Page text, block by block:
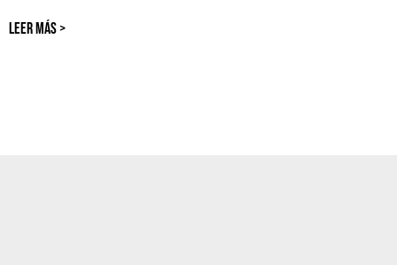
LEER MÁS >